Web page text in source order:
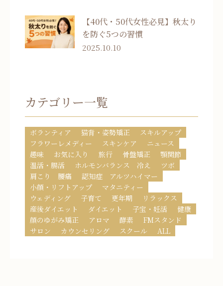
【40代・50代女性必見】秋太り
を防ぐ5つの習慣
2025.10.10
カテゴリー一覧
ボランティア 猫背・姿勢矯正
スキルアップ
フラワーレメディー
スキンケア
ニュース
趣味
お気に入り 旅行 骨盤矯正
顎関節
温活・腸活
ホルモンバランス 冷え
ツボ
肩こり 腰痛
認知症 アルツハイマー
小顔・リフトアップ
マタニティー
ウェディング
子育て 更年期
リラックス
産後ダイエット
ダイエット 子宝・妊活
健康
顔のゆがみ矯正
アロマ 酵素
FMスタンド
サロン
カウンセリング スクール ALL